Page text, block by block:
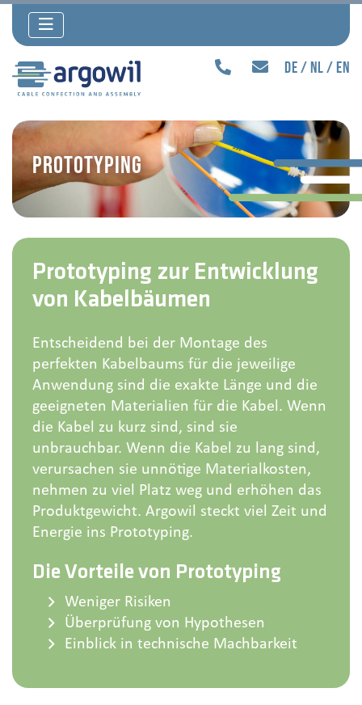
de nl en
Prototyping
Prototyping zur Entwicklung
von Kabelbäumen
Entscheidend bei der Montage des
perfekten Kabelbaums für die jeweilige
Anwendung sind die exakte Länge und die
geeigneten Materialien für die Kabel. Wenn
die Kabel zu kurz sind, sind sie
unbrauchbar. Wenn die Kabel zu lang sind,
verursachen sie unnötige Materialkosten,
nehmen zu viel Platz weg und erhöhen das
Produktgewicht. Argowil steckt viel Zeit und
Energie ins Prototyping.
Die Vorteile von Prototyping
Weniger Risiken
Überprüfung von Hypothesen
Einblick in technische Machbarkeit